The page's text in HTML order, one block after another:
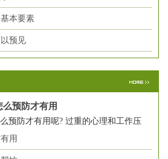
本要素
预见
么预防才有用
预防才有用呢? 过重的心理和工作压
用